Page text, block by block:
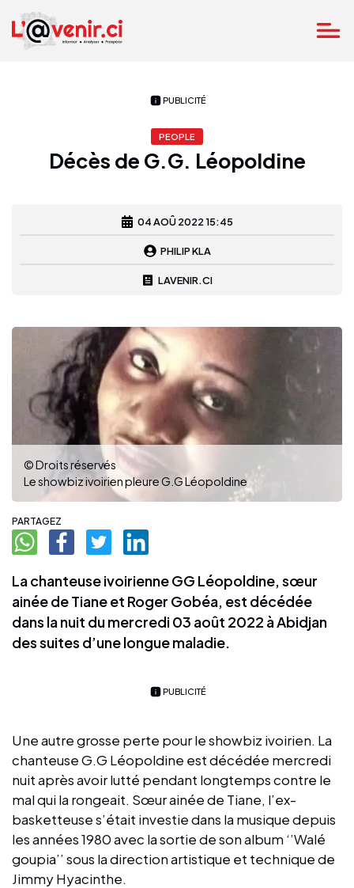
PUBLICITÉ
PEOPLE
Décès de G.G. Léopoldine
04 AOÛ 2022 15:45
PHILIP KLA
LAVENIR.CI
© Droits réservés
Le showbiz ivoirien pleure G.G Léopoldine
PARTAGEZ
La chanteuse ivoirienne GG Léopoldine, sœur
ainée de Tiane et Roger Gobéa, est décédée
dans la nuit du mercredi 03 août 2022 à Abidjan
des suites d’une longue maladie.
PUBLICITÉ
Une autre grosse perte pour le showbiz ivoirien. La
chanteuse G.G Léopoldine est décédée mercredi
nuit après avoir lutté pendant longtemps contre le
mal qui la rongeait. Sœur ainée de Tiane, l’ex-
basketteuse s’était investie dans la musique depuis
les années 1980 avec la sortie de son album ‘’Walé
goupia’’ sous la direction artistique et technique de
Jimmy Hyacinthe.